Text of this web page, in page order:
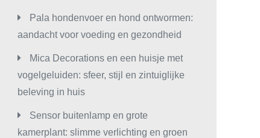
Pala hondenvoer en hond ontwormen:
aandacht voor voeding en gezondheid
Mica Decorations en een huisje met
vogelgeluiden: sfeer, stijl en zintuiglijke
beleving in huis
Sensor buitenlamp en grote
kamerplant: slimme verlichting en groen